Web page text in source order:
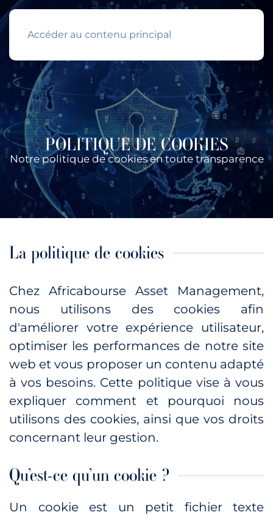
Accéder au contenu principal
POLITIQUE DE COOKIES
Notre politique de cookies en toute transparence
La politique de cookies
Chez Africabourse Asset Management,
nous utilisons des cookies afin
d'améliorer votre expérience utilisateur,
optimiser les performances de notre site
web et vous proposer un contenu adapté
à vos besoins. Cette politique vise à vous
expliquer comment et pourquoi nous
utilisons des cookies, ainsi que vos droits
concernant leur gestion.
Qu’est-ce qu’un cookie ?
Un cookie est un petit fichier texte